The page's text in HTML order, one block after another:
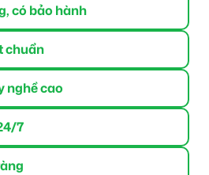
có bảo hành
chuẩn
nghề cao
7